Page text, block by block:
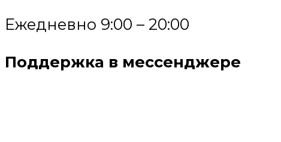
Ежедневно 9:00 – 20:00
Поддержка в мессенджере